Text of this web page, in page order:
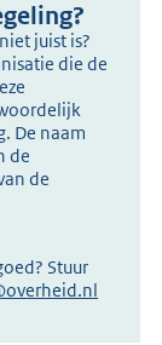
juist is?
die de
De naam
de
de
Stuur